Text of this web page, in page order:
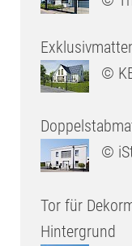
©
©
Tor für
Hintergrund